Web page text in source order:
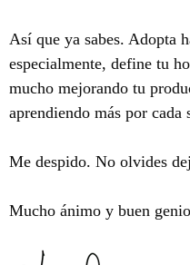
Así que ya sabes. Adopta
especialmente, define tu
mucho mejorando tu
aprendiendo más por cada
Me despido. No olvides
Mucho ánimo y buen